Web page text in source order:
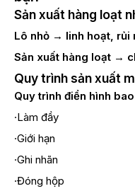
Sản xuất hàng loạt
Lô nhỏ → linh hoạt, rủi
Sản xuất hàng loạt →
Quy trình sản xuất
Quy trình điển hình
·Làm đầy
·Giới hạn
·Ghi nhãn
·Đóng hộp